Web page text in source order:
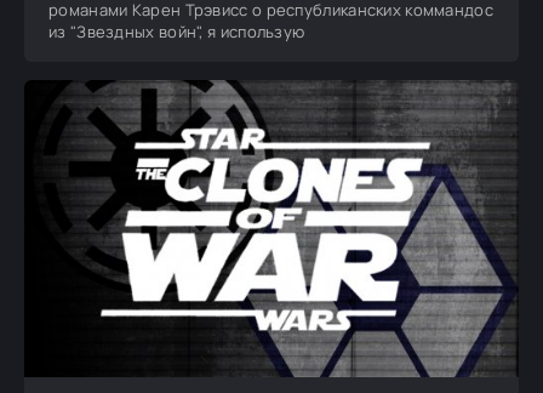
романами Карен Трэвисс о республиканских коммандос
из "Звездных войн", я использую